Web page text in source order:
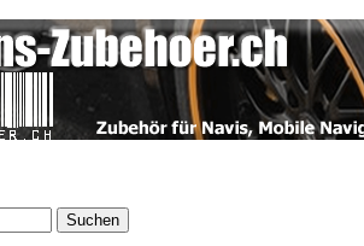
Suchen